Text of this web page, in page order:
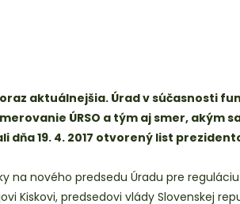
aktuálnejšia. Úrad v súčasnosti
ÚRSO a tým aj smer, akým
19. 4. 2017 otvorený list
na nového predsedu Úradu pre
Kiskovi, predsedovi vlády Slovenskej